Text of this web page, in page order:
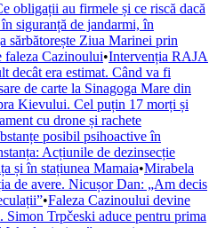
obligații au firmele și ce riscă dacă
siguranță de jandarmi, în
sărbătorește Ziua Marinei prin
faleza Cazinoului•Intervenția RAJA
decât era estimat. Când va fi
de carte la Sinagoga Mare din
Kievului. Cel puțin 17 morți și
cu drone și rachete
posibil psihoactive în
Acțiunile de dezinsecție
și în stațiunea Mamaia•Mirabela
de avere. Nicușor Dan: „Am decis
•Faleza Cazinoului devine
Simon Trpčeski aduce pentru prima